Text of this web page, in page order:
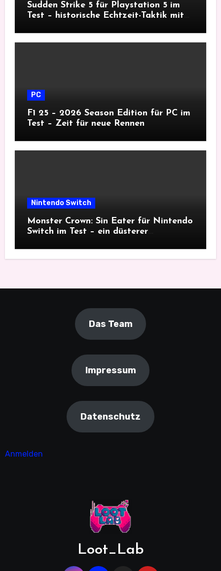
Sudden Strike 5 für Playstation 5 im
Test – historische Echtzeit-Taktik mit
PC
F1 25 – 2026 Season Edition für PC im
Test – Zeit für neue Rennen
Nintendo Switch
Monster Crown: Sin Eater für Nintendo
Switch im Test – ein düsterer
Das Team
Impressum
Datenschutz
Anmelden
Loot_Lab